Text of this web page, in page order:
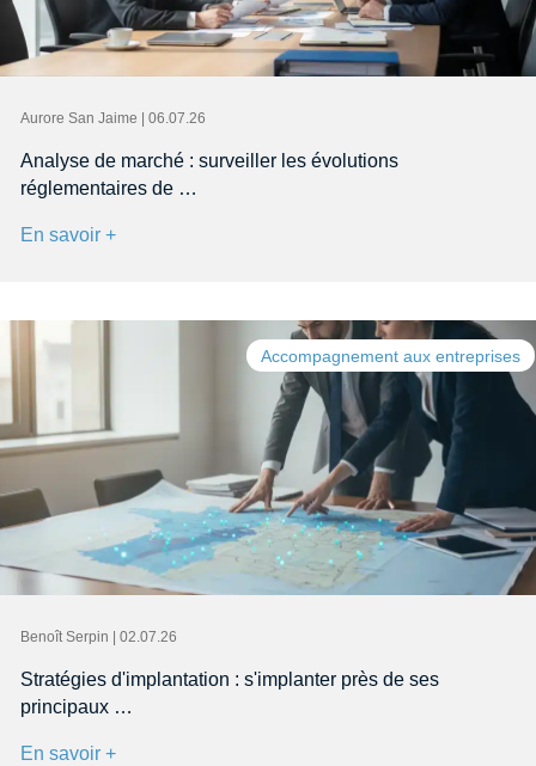
Aurore San Jaime | 06.07.26
Analyse de marché : surveiller les évolutions
réglementaires de …
En savoir +
Accompagnement aux entreprises
Benoît Serpin | 02.07.26
Stratégies d'implantation : s'implanter près de ses
principaux …
En savoir +